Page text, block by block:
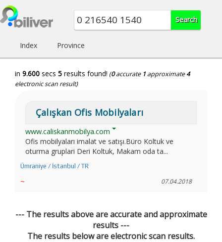
Index Province
in 9.600 secs 5 results found! (0accurate 1 approximate4
electronic scan result)
Çalışkan Ofis Mobilyaları
www.caliskanmobilya.com
Ofis mobilyaları imalat ve satışı.Büro Koltuk ve
oturma gruplari Deri Koltuk, Makam oda ta...
Ümraniye / İstanbul / TR
~ 07.04.2018
--- The results above are accurate and approximate
results ---
The results below are electronic scan results.